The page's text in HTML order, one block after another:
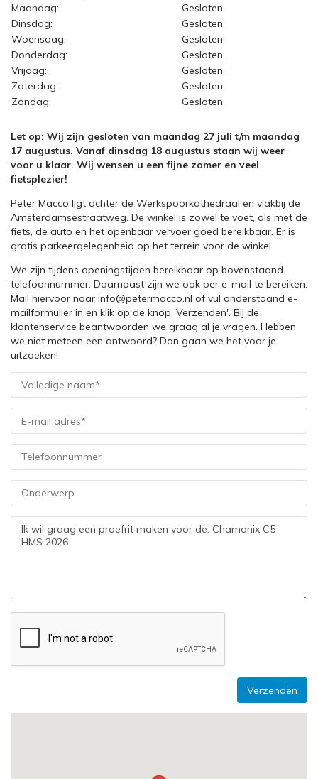
Maandag:
Gesloten
Dinsdag:
Gesloten
Woensdag:
Gesloten
Donderdag:
Gesloten
Vrijdag:
Gesloten
Zaterdag:
Gesloten
Zondag:
Gesloten
Let op: Wij zijn gesloten van maandag 27 juli t/m maandag
17 augustus. Vanaf dinsdag 18 augustus staan wij weer
voor u klaar. Wij wensen u een fijne zomer en veel
fietsplezier!
Peter Macco ligt achter de Werkspoorkathedraal en vlakbij de
Amsterdamsestraatweg. De winkel is zowel te voet, als met de
fiets, de auto en het openbaar vervoer goed bereikbaar. Er is
gratis parkeergelegenheid op het terrein voor de winkel.
We zijn tijdens openingstijden bereikbaar op bovenstaand
telefoonnummer. Daarnaast zijn we ook per e-mail te bereiken.
Mail hiervoor naar info@petermacco.nl of vul onderstaand e-
mailformulier in en klik op de knop 'Verzenden'. Bij de
klantenservice beantwoorden we graag al je vragen. Hebben
we niet meteen een antwoord? Dan gaan we het voor je
uitzoeken!
Verzenden